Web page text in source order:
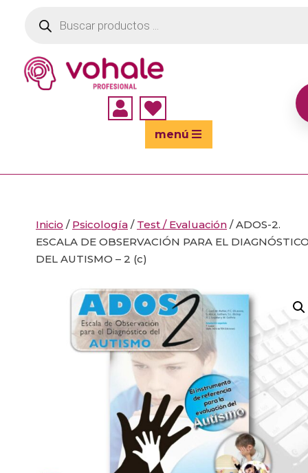
productos
 
menú
Inicio / Psicología / Test / Evaluación / ADOS-2.
ESCALA DE OBSERVACIÓN PARA EL
DEL AUTISMO – 2 (c)